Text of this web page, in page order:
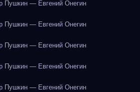
Пушкин — Евгений Онегин
Пушкин — Евгений Онегин
Пушкин — Евгений Онегин
Пушкин — Евгений Онегин
Пушкин — Евгений Онегин